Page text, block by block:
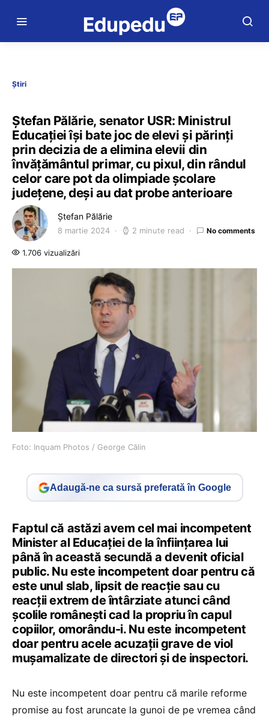
Știri
Ștefan Pălărie, senator USR: Ministrul
Educației își bate joc de elevi și părinți
prin decizia de a elimina elevii din
învățământul primar, cu pixul, din rândul
celor care pot da olimpiade școlare
județene, deși au dat probe anterioare
Ștefan Pălărie
8 martie 2024 2 minute read No comments
1.706 vizualizări
Foto: Inquam Photos / George Călin
Adaugă-ne ca sursă preferată în Google
Faptul că astăzi avem cel mai incompetent
Minister al Educației de la înființarea lui
până în această secundă a devenit oficial
public. Nu este incompetent doar pentru că
este unul slab, lipsit de reacție sau cu
reacții extrem de întârziate atunci când
școlile românești cad la propriu în capul
copiilor, omorându-i. Nu este incompetent
doar pentru acele acuzații grave de viol
mușamalizate de directori și de inspectori.
Nu este incompetent doar pentru că marile reforme
promise au fost aruncate la gunoi de pe vremea când